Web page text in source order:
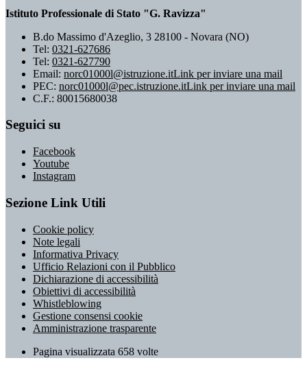
Istituto Professionale di Stato "G. Ravizza"
B.do Massimo d'Azeglio, 3 28100 - Novara (NO)
Tel: 0321-627686
Tel: 0321-627790
Email: norc01000l@istruzione.itLink per inviare una mail
PEC: norc01000l@pec.istruzione.itLink per inviare una mail
C.F.: 80015680038
Seguici su
Facebook
Youtube
Instagram
Sezione Link Utili
Cookie policy
Note legali
Informativa Privacy
Ufficio Relazioni con il Pubblico
Dichiarazione di accessibilità
Obiettivi di accessibilità
Whistleblowing
Gestione consensi cookie
Amministrazione trasparente
Pagina visualizzata 658 volte